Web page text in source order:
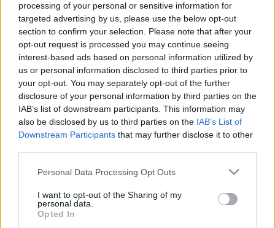
processing of your personal or sensitive information for
targeted advertising by us, please use the below opt-out
section to confirm your selection. Please note that after your
opt-out request is processed you may continue seeing
interest-based ads based on personal information utilized by
us or personal information disclosed to third parties prior to
your opt-out. You may separately opt-out of the further
disclosure of your personal information by third parties on the
IAB’s list of downstream participants. This information may
also be disclosed by us to third parties on the IAB’s List of
Downstream Participants that may further disclose it to other
Please note that this website/app uses one or more Google
not limited to your visit or usage behaviour. You may click to
grant or deny consent to Google and its third-party tags to
use your data for below specified purposes in below Google
Personal Data Processing Opt Outs
I want to opt-out of the Sharing of my
personal data.
Opted In
elejéről, különösen azokból az évekből, amikor még
egy furgonnal turnéztak, mielőtt berobbantak volna
az áttörést hozó 1994-es Dookie albummal. A
zenekar tagjai a filmben is feltűnnek, és
producerként is közreműködnek.